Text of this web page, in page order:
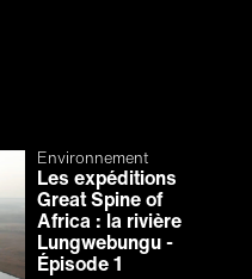
Environnement
Les expéditions
Great Spine of
Africa : la rivière
Lungwebungu -
Épisode 1